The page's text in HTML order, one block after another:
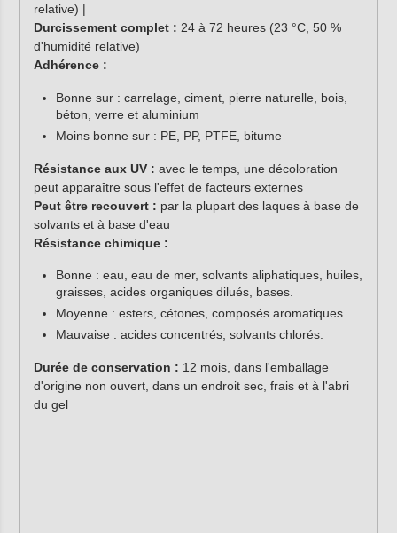
relative) |
Durcissement complet : 24 à 72 heures (23 °C, 50 %
d'humidité relative)
Adhérence :
Bonne sur : carrelage, ciment, pierre naturelle, bois,
béton, verre et aluminium
Moins bonne sur : PE, PP, PTFE, bitume
Résistance aux UV : avec le temps, une décoloration
peut apparaître sous l'effet de facteurs externes
Peut être recouvert : par la plupart des laques à base de
solvants et à base d'eau
Résistance chimique :
Bonne : eau, eau de mer, solvants aliphatiques, huiles,
graisses, acides organiques dilués, bases.
Moyenne : esters, cétones, composés aromatiques.
Mauvaise : acides concentrés, solvants chlorés.
Durée de conservation : 12 mois, dans l'emballage
d'origine non ouvert, dans un endroit sec, frais et à l'abri
du gel